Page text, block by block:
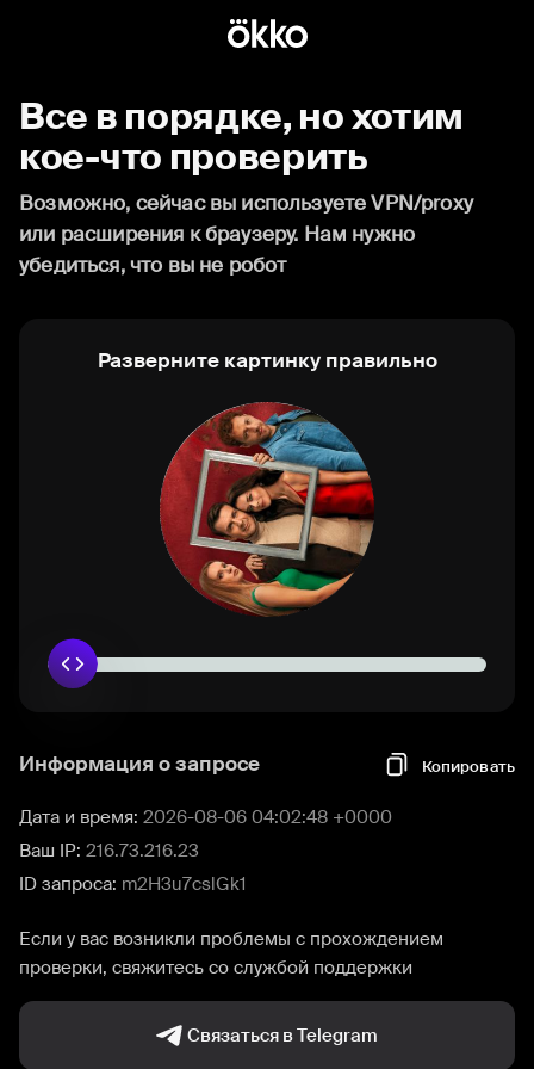
Все в порядке, но хотим
кое-что проверить
Возможно, сейчас вы используете VPN/proxy
или расширения к браузеру. Нам нужно
убедиться, что вы не робот
Разверните картинку правильно
Информация о запросе Копировать
Дата и время: 2026-08-06 04:02:48 +0000
Ваш IP: 216.73.216.23
ID запроса: m2H3u7cslGk1
Если у вас возникли проблемы с прохождением
проверки, свяжитесь со службой поддержки
Связаться в Telegram